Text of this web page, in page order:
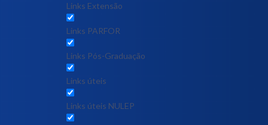
Links Extensão
Links PARFOR
Links Pós-Graduação
Links úteis
Links úteis NULEP